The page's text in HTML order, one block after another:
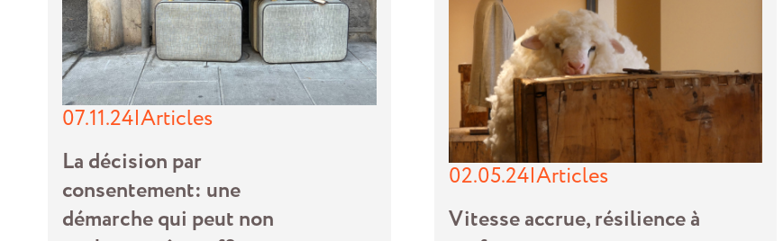
07.11.24|Articles
La décision par
consentement: une
démarche qui peut non
02.05.24|Articles
Vitesse accrue, résilience à